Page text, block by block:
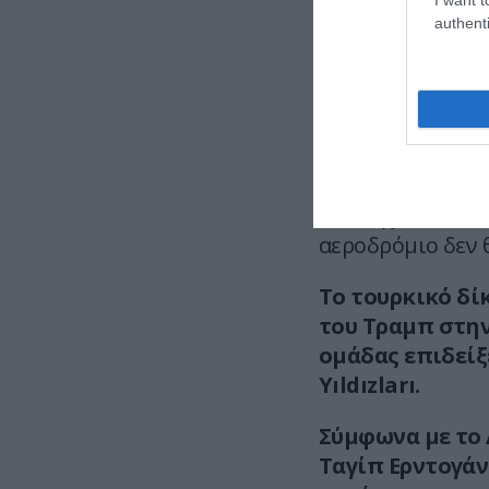
και δεκάδες
Ανίτκαμπιρ,
Ατατούρκ,
Στη συνέχεια
αεροδρόμιο δεν
Το τουρκικό
του Τραμπ
ομάδας
Yıldızları.
Σύμφωνα με το
Ταγίπ